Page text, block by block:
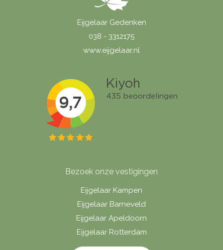
Eijgelaar Gedenken
038 - 3312175
www.eijgelaar.nl
Bezoek onze vestigingen
Eijgelaar Kampen
Eijgelaar Barneveld
Eijgelaar Apeldoorn
Eijgelaar Rotterdam